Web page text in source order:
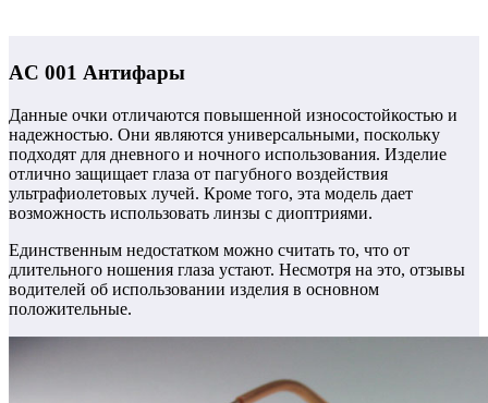
AС 001 Антифары
Данные очки отличаются повышенной износостойкостью и
надежностью. Они являются универсальными, поскольку
подходят для дневного и ночного использования. Изделие
отлично защищает глаза от пагубного воздействия
ультрафиолетовых лучей. Кроме того, эта модель дает
возможность использовать линзы с диоптриями.
Единственным недостатком можно считать то, что от
длительного ношения глаза устают. Несмотря на это, отзывы
водителей об использовании изделия в основном
положительные.